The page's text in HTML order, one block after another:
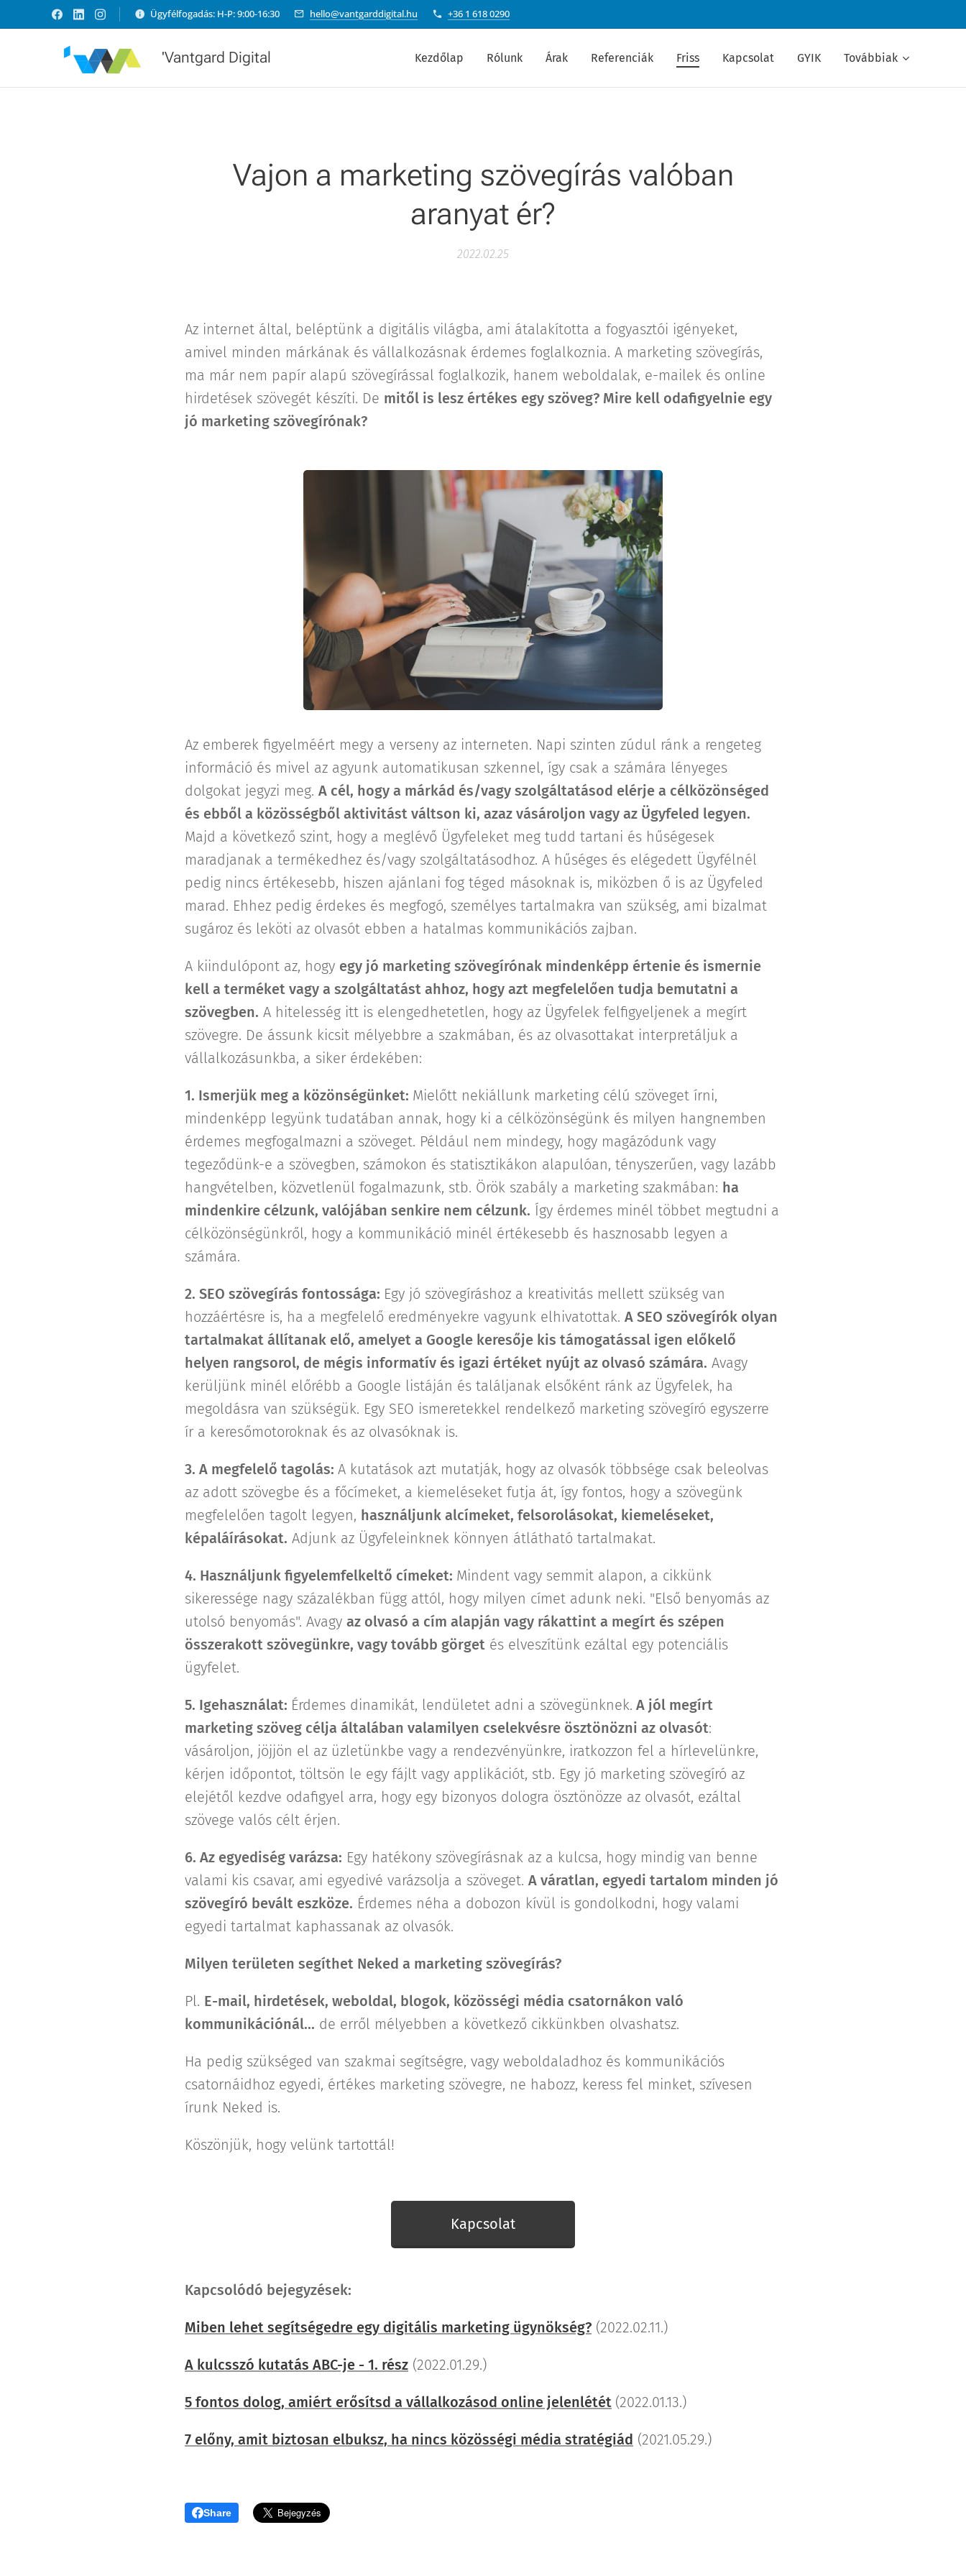
Ügyfélfogadás: H-P: 9:00-16:30 hello@vantgarddigital.hu +36 1 618 0290
'Vantgard Digital Kezdőlap Rólunk Árak Referenciák Friss Kapcsolat GYIK Továbbiak
Vajon a marketing szövegírás valóban
aranyat ér?
2022.02.25
Az internet által, beléptünk a digitális világba, ami átalakította a fogyasztói igényeket,
amivel minden márkának és vállalkozásnak érdemes foglalkoznia. A marketing szövegírás,
ma már nem papír alapú szövegírással foglalkozik, hanem weboldalak, e-mailek és online
hirdetések szövegét készíti. De mitől is lesz értékes egy szöveg? Mire kell odafigyelnie egy
jó marketing szövegírónak?
Az emberek figyelméért megy a verseny az interneten. Napi szinten zúdul ránk a rengeteg
információ és mivel az agyunk automatikusan szkennel, így csak a számára lényeges
dolgokat jegyzi meg. A cél, hogy a márkád és/vagy szolgáltatásod elérje a célközönséged
és ebből a közösségből aktivitást váltson ki, azaz vásároljon vagy az Ügyfeled legyen.
Majd a következő szint, hogy a meglévő Ügyfeleket meg tudd tartani és hűségesek
maradjanak a termékedhez és/vagy szolgáltatásodhoz. A hűséges és elégedett Ügyfélnél
pedig nincs értékesebb, hiszen ajánlani fog téged másoknak is, miközben ő is az Ügyfeled
marad. Ehhez pedig érdekes és megfogó, személyes tartalmakra van szükség, ami bizalmat
sugároz és leköti az olvasót ebben a hatalmas kommunikációs zajban.
A kiindulópont az, hogy egy jó marketing szövegírónak mindenképp értenie és ismernie
kell a terméket vagy a szolgáltatást ahhoz, hogy azt megfelelően tudja bemutatni a
szövegben. A hitelesség itt is elengedhetetlen, hogy az Ügyfelek felfigyeljenek a megírt
szövegre. De ássunk kicsit mélyebbre a szakmában, és az olvasottakat interpretáljuk a
vállalkozásunkba, a siker érdekében:
1. Ismerjük meg a közönségünket: Mielőtt nekiállunk marketing célú szöveget írni,
mindenképp legyünk tudatában annak, hogy ki a célközönségünk és milyen hangnemben
érdemes megfogalmazni a szöveget. Például nem mindegy, hogy magázódunk vagy
tegeződünk-e a szövegben, számokon és statisztikákon alapulóan, tényszerűen, vagy lazább
hangvételben, közvetlenül fogalmazunk, stb. Örök szabály a marketing szakmában: ha
mindenkire célzunk, valójában senkire nem célzunk. Így érdemes minél többet megtudni a
célközönségünkről, hogy a kommunikáció minél értékesebb és hasznosabb legyen a
számára.
2. SEO szövegírás fontossága: Egy jó szövegíráshoz a kreativitás mellett szükség van
hozzáértésre is, ha a megfelelő eredményekre vagyunk elhivatottak. A SEO szövegírók olyan
tartalmakat állítanak elő, amelyet a Google keresője kis támogatással igen előkelő
helyen rangsorol, de mégis informatív és igazi értéket nyújt az olvasó számára. Avagy
kerüljünk minél előrébb a Google listáján és találjanak elsőként ránk az Ügyfelek, ha
megoldásra van szükségük. Egy SEO ismeretekkel rendelkező marketing szövegíró egyszerre
ír a keresőmotoroknak és az olvasóknak is.
3. A megfelelő tagolás: A kutatások azt mutatják, hogy az olvasók többsége csak beleolvas
az adott szövegbe és a főcímeket, a kiemeléseket futja át, így fontos, hogy a szövegünk
megfelelően tagolt legyen, használjunk alcímeket, felsorolásokat, kiemeléseket,
képaláírásokat. Adjunk az Ügyfeleinknek könnyen átlátható tartalmakat.
4. Használjunk figyelemfelkeltő címeket: Mindent vagy semmit alapon, a cikkünk
sikeressége nagy százalékban függ attól, hogy milyen címet adunk neki. "Első benyomás az
utolsó benyomás". Avagy az olvasó a cím alapján vagy rákattint a megírt és szépen
összerakott szövegünkre, vagy tovább görget és elveszítünk ezáltal egy potenciális
ügyfelet.
5. Igehasználat: Érdemes dinamikát, lendületet adni a szövegünknek. A jól megírt
marketing szöveg célja általában valamilyen cselekvésre ösztönözni az olvasót:
vásároljon, jöjjön el az üzletünkbe vagy a rendezvényünkre, iratkozzon fel a hírlevelünkre,
kérjen időpontot, töltsön le egy fájlt vagy applikációt, stb. Egy jó marketing szövegíró az
elejétől kezdve odafigyel arra, hogy egy bizonyos dologra ösztönözze az olvasót, ezáltal
szövege valós célt érjen.
6. Az egyediség varázsa: Egy hatékony szövegírásnak az a kulcsa, hogy mindig van benne
valami kis csavar, ami egyedivé varázsolja a szöveget. A váratlan, egyedi tartalom minden jó
szövegíró bevált eszköze. Érdemes néha a dobozon kívül is gondolkodni, hogy valami
egyedi tartalmat kaphassanak az olvasók.
Milyen területen segíthet Neked a marketing szövegírás?
Pl. E-mail, hirdetések, weboldal, blogok, közösségi média csatornákon való
kommunikációnál... de erről mélyebben a következő cikkünkben olvashatsz.
Ha pedig szükséged van szakmai segítségre, vagy weboldaladhoz és kommunikációs
csatornáidhoz egyedi, értékes marketing szövegre, ne habozz, keress fel minket, szívesen
írunk Neked is.
Köszönjük, hogy velünk tartottál!
Kapcsolat
Kapcsolódó bejegyzések:
Miben lehet segítségedre egy digitális marketing ügynökség? (2022.02.11.)
A kulcsszó kutatás ABC-je - 1. rész (2022.01.29.)
5 fontos dolog, amiért erősítsd a vállalkozásod online jelenlétét (2022.01.13.)
7 előny, amit biztosan elbuksz, ha nincs közösségi média stratégiád (2021.05.29.)
Share